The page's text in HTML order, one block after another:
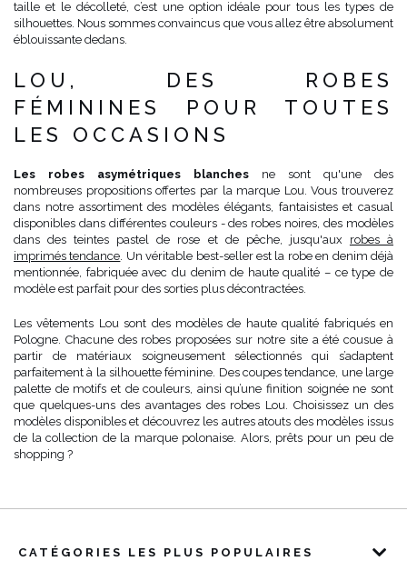
taille et le décolleté, c’est une option idéale pour tous les types de
silhouettes. Nous sommes convaincus que vous allez être absolument
éblouissante dedans.
LOU, DES ROBES
FÉMININES POUR TOUTES
LES OCCASIONS
Les robes asymétriques blanches ne sont qu'une des
nombreuses propositions offertes par la marque Lou. Vous trouverez
dans notre assortiment des modèles élégants, fantaisistes et casual
disponibles dans différentes couleurs - des robes noires, des modèles
dans des teintes pastel de rose et de pêche, jusqu'aux robes à
imprimés tendance. Un véritable best-seller est la robe en denim déjà
mentionnée, fabriquée avec du denim de haute qualité – ce type de
modèle est parfait pour des sorties plus décontractées.
Les vêtements Lou sont des modèles de haute qualité fabriqués en
Pologne. Chacune des robes proposées sur notre site a été cousue à
partir de matériaux soigneusement sélectionnés qui s’adaptent
parfaitement à la silhouette féminine. Des coupes tendance, une large
palette de motifs et de couleurs, ainsi qu’une finition soignée ne sont
que quelques-uns des avantages des robes Lou. Choisissez un des
modèles disponibles et découvrez les autres atouts des modèles issus
de la collection de la marque polonaise. Alors, prêts pour un peu de
shopping ?
CATÉGORIES LES PLUS POPULAIRES